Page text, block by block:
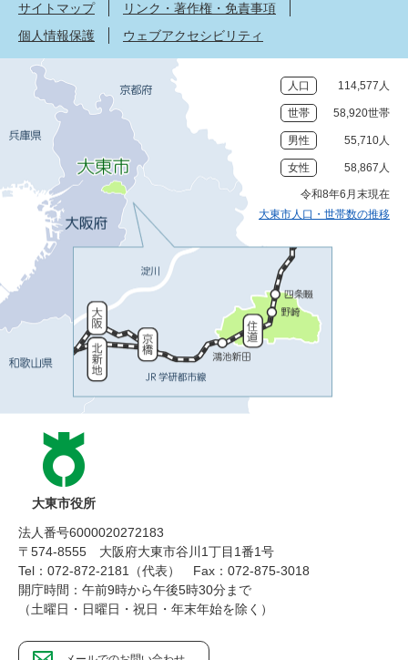
サイトマップ
リンク・著作権・免責事項
個人情報保護
ウェブアクセシビリティ
人口 114,577人
世帯 58,920世帯
男性 55,710人
女性 58,867人
令和8年6月末現在
大東市人口・世帯数の推移
大東市役所
法人番号6000020272183
〒574-8555 大阪府大東市谷川1丁目1番1号
Tel：072-872-2181（代表）
Fax：072-875-3018
開庁時間：午前9時から午後5時30分まで
（土曜日・日曜日・祝日・年末年始を除く）